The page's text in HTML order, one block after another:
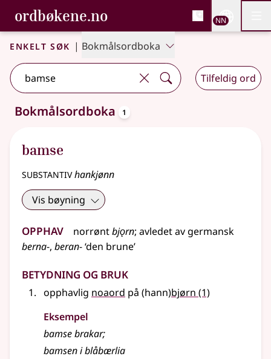
Gå til hovudinnhald
Tilgjenge
ordbøkene.no, Bokmålsordboka og
Bokmålsordboka og Nynorskordboka
NN
Enkelt søk | Bokmålsordboka
Tilfeldig ord
Eitt treff.Ytterlegare søkjeforslag tilgjengelege
Bokmålsordboka 1
bamse
substantivhankjønn
Vis bøyning
Opphav norrøntbjǫrn; avledet av germansk
berna-, beran- ‘den brune’
Betydning og bruk
opphavlig noaord på (hann)bjørn (1)
Eksempel
bamsebrakar;
bamseni blåbærlia